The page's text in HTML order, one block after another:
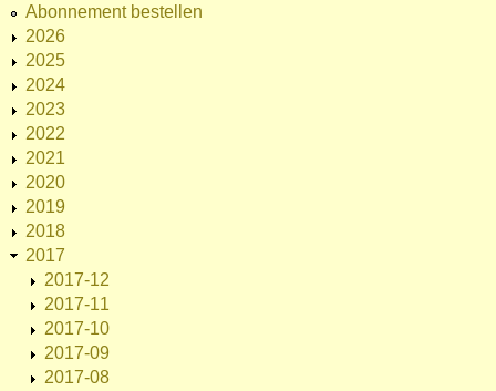
Abonnement bestellen
2026
2025
2024
2023
2022
2021
2020
2019
2018
2017
2017-12
2017-11
2017-10
2017-09
2017-08